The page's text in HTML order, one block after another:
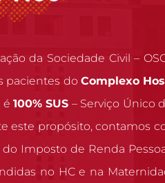
da Sociedade Civil –
pacientes do Complexo
é 100% SUS – Serviço Único
este propósito, contamos
Imposto de Renda
no HC e na